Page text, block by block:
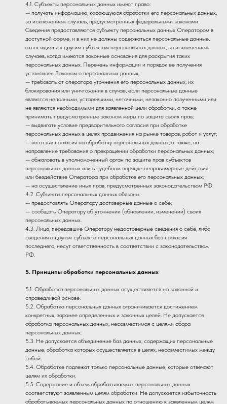
4.1. Субъекты персональных данных имеют право:
— получать информацию, касающуюся обработки его персональных данных,
за исключением случаев, предусмотренных федеральными законами.
Сведения предоставляются субъекту персональных данных Оператором в
доступной форме, и в них не должны содержаться персональные данные,
относящиеся к другим субъектам персональных данных, за исключением
случаев, когда имеются законные основания для раскрытия таких
персональных данных. Перечень информации и порядок ее получения
установлен Законом о персональных данных;
— требовать от оператора уточнения его персональных данных, их
блокирования или уничтожения в случае, если персональные данные
являются неполными, устаревшими, неточными, незаконно полученными или
не являются необходимыми для заявленной цели обработки, а также
принимать предусмотренные законом меры по защите своих прав;
— выдвигать условие предварительного согласия при обработке
персональных данных в целях продвижения на рынке товаров, работ и услуг;
— на отзыв согласия на обработку персональных данных, а также, на
направление требования о прекращении обработки персональных данных;
— обжаловать в уполномоченный орган по защите прав субъектов
персональных данных или в судебном порядке неправомерные действия
или бездействие Оператора при обработке его персональных данных;
— на осуществление иных прав, предусмотренных законодательством РФ.
4.2. Субъекты персональных данных обязаны:
— предоставлять Оператору достоверные данные о себе;
— сообщать Оператору об уточнении (обновлении, изменении) своих
персональных данных.
4.3. Лица, передавшие Оператору недостоверные сведения о себе, либо
сведения о другом субъекте персональных данных без согласия
последнего, несут ответственность в соответствии с законодательством
РФ.
5. Принципы обработки персональных данных
5.1. Обработка персональных данных осуществляется на законной и
справедливой основе.
5.2. Обработка персональных данных ограничивается достижением
конкретных, заранее определенных и законных целей. Не допускается
обработка персональных данных, несовместимая с целями сбора
персональных данных.
5.3. Не допускается объединение баз данных, содержащих персональные
данные, обработка которых осуществляется в целях, несовместимых между
собой.
5.4. Обработке подлежат только персональные данные, которые отвечают
целям их обработки.
5.5. Содержание и объем обрабатываемых персональных данных
соответствуют заявленным целям обработки. Не допускается избыточность
обрабатываемых персональных данных по отношению к заявленным целям